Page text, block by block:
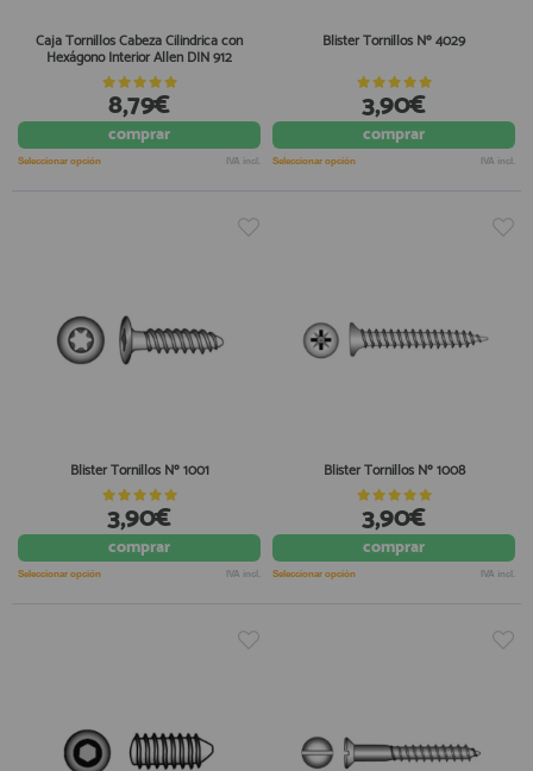
Caja Tornillos Cabeza Cilindrica con
Hexágono Interior Allen DIN 912
8,79€
comprar
Seleccionar opción IVA incl.
Blister Tornillos Nº 4029
3,90€
comprar
Seleccionar opción IVA incl.
Blister Tornillos Nº 1001
3,90€
comprar
Seleccionar opción IVA incl.
Blister Tornillos Nº 1008
3,90€
comprar
Seleccionar opción IVA incl.